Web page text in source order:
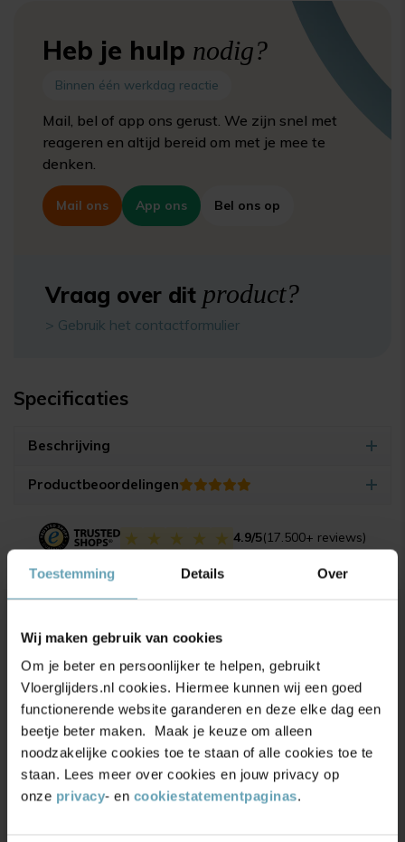
Toestemming Details Over
Wij maken gebruik van cookies
Om je beter en persoonlijker te helpen, gebruikt
Vloerglijders.nl cookies. Hiermee kunnen wij een goed
functionerende website garanderen en deze elke dag een
beetje beter maken. Maak je keuze om alleen
noodzakelijke cookies toe te staan of alle cookies toe te
staan. Lees meer over cookies en jouw privacy op
onze privacy- en cookiestatementpaginas.
Heb je hulp nodig?
Binnen één werkdag reactie
Mail, bel of app ons gerust. We zijn snel met
reageren en altijd bereid om met je mee te
denken.
Mail ons App ons Bel ons op
Vraag over dit product?
> Gebruik het contactformulier
Specificaties
Beschrijving
Productbeoordelingen
4.9/5(17.500+ reviews)
Uniekekortingsacties
inspiratieontvangen?
Schrijf je in voor onze nieuwsbrief. Ontvang
exclusieve kortingen,leuketips, en 5% korting
je eerste bestelling.